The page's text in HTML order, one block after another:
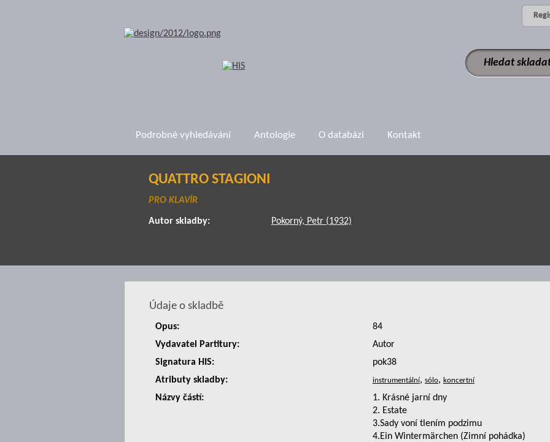
Podrobné vyhledávání Antologie O databázi Kontakt
QUATTRO STAGIONI
PRO KLAVÍR
Autor skladby: Pokorný, Petr (1932)
Údaje o skladbě
Opus:
84
Vydavatel Partitury:
Autor
Signatura HIS:
pok38
Atributy skladby:
,
,
Názvy částí:
1. Krásné jarní dny
2. Estate
3.Sady voní tlením podzimu
4.Ein Wintermärchen (Zimní pohádka)